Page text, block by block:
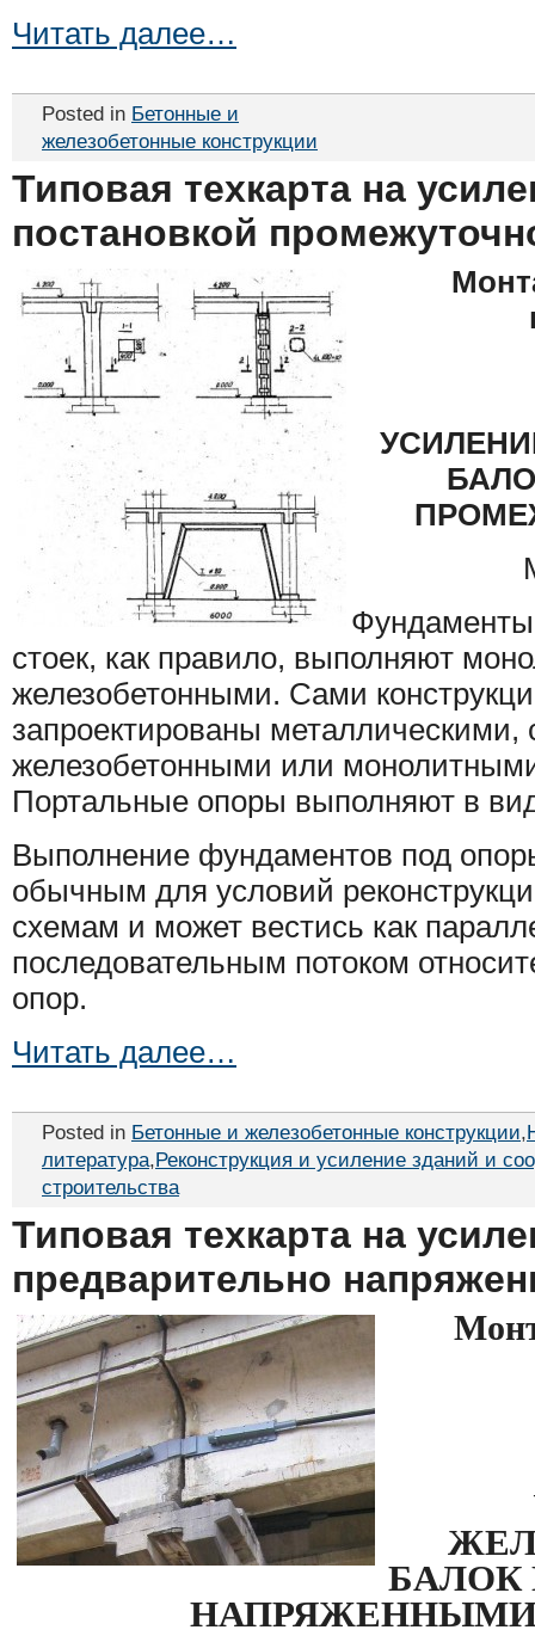
Читать далее…
Posted in Бетонные и
железобетонные конструкции
Типовая техкарта на
постановкой
стоек, как правило, выполняют
железобетонными. Сами
запроектированы
железобетонными или
Портальные опоры выполняют в
Выполнение фундаментов под
обычным для условий
схемам и может вестись как
последовательным потоком
опор.
Читать далее…
Posted in Бетонные и железобетонные конструкции,
литература,Реконструкция и усиление зданий и
строительства
Типовая техкарта на
предварительно
М
БАЛОК